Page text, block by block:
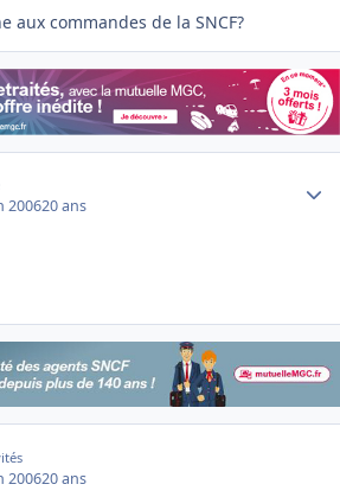
aux commandes de la SNCF?
200620 ans
200620 ans